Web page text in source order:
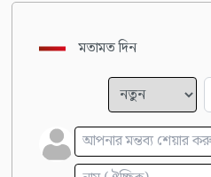
মতামত দিন